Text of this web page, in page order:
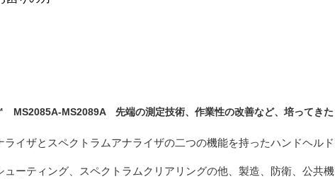
MS2089A 先端の測定技術、作業性の改善など、培ってきた
イザとスペクトラムアナライザの二つの機能を持ったハンドヘルド
ーティング、スペクトラムクリアリングの他、製造、防衛、公共機